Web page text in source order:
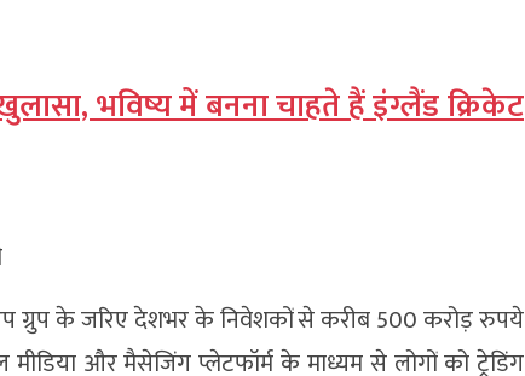
भविष्य में बनना चाहते हैं इंग्लैंड क्रिकेट
ग्रुप के जरिए देशभर के निवेशकों से करीब 500 करोड़ रुपये
और मैसेजिंग प्लेटफॉर्म के माध्यम से लोगों को ट्रेडिंग